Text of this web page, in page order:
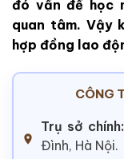
đó vấn đề học
quan tâm. Vậy
hợp đồng lao
CÔNG
Trụ sở chính:
Đình, Hà Nội.